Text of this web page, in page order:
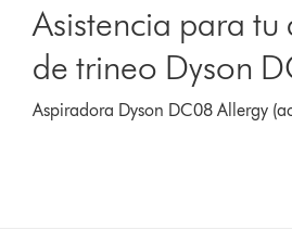
Asistencia para
de trineo Dyson
Aspiradora Dyson DC08 Allergy